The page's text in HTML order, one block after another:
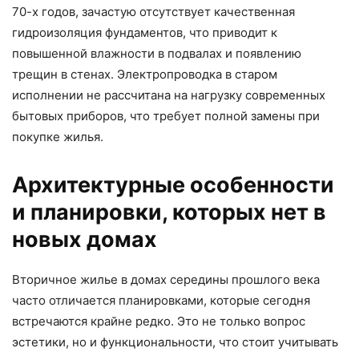
70-х годов, зачастую отсутствует качественная
гидроизоляция фундаментов, что приводит к
повышенной влажности в подвалах и появлению
трещин в стенах. Электропроводка в старом
исполнении не рассчитана на нагрузку современных
бытовых приборов, что требует полной замены при
покупке жилья.
Архитектурные особенности
и планировки, которых нет в
новых домах
Вторичное жилье в домах середины прошлого века
часто отличается планировками, которые сегодня
встречаются крайне редко. Это не только вопрос
эстетики, но и функциональности, что стоит учитывать